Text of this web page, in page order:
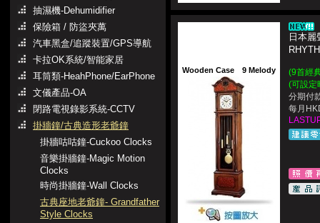
抽濕機-Dehumidifier
保險箱 / 防盜夾萬
汽車黑盒/追蹤裝置/GPS導航
卡拉OK系統/智能家居
耳筒類-HeahPhone/EarPhone
文儀產品-OA
閉路電視錄影系統-CCTV
掛牆鐘/古典造形老爺鐘
掛牆咕咕鐘-Cuckoo Clocks
音樂掛牆鐘-Magic Motion
Clocks
時尚掛牆鐘-Wall Clocks
古典座地老爺鐘- Grandfather
Style Clocks
Wooden Case 9 Melody
日本麗
(9首經
(可設定
分期付
每月